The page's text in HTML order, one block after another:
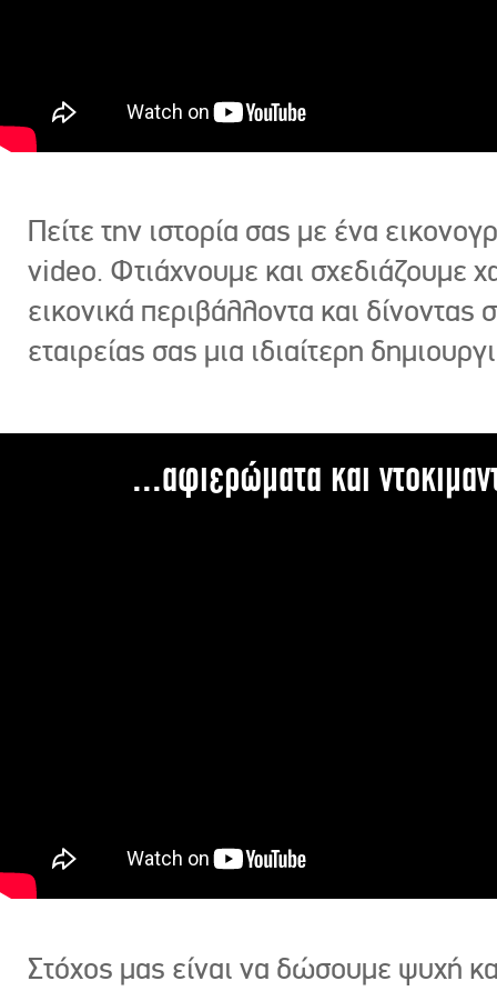
Πείτε την ιστορία σας με ένα
video. Φτιάχνουμε και σχεδιάζουμε
εικονικά περιβάλλοντα και δίνοντας
εταιρείας σας μια ιδιαίτερη
...αφιερώματα και
Στόχος μας είναι να δώσουμε ψυχή